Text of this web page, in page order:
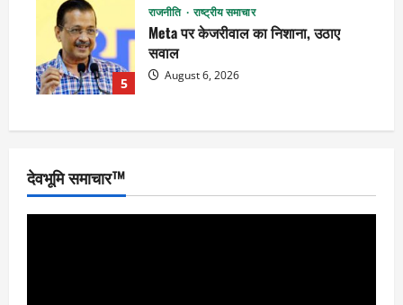
5
राजनीति राष्ट्रीय समाचार
Meta पर केजरीवाल का निशाना, उठाए
सवाल
August 6, 2026
देवभूमि समाचार™